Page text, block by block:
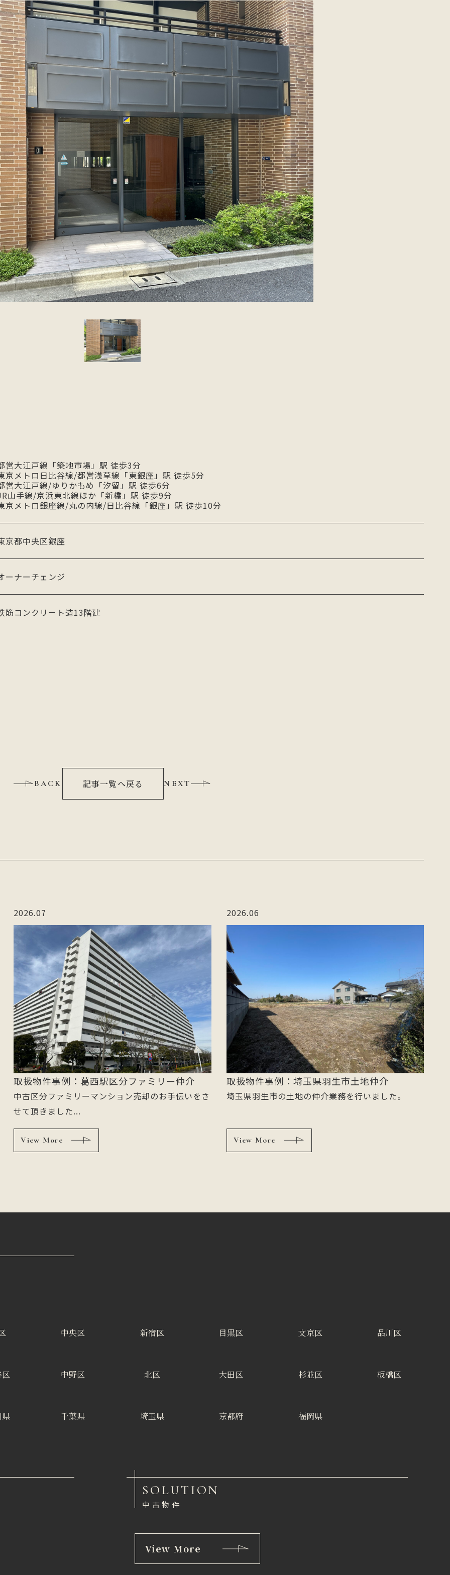
営大江戸線「築地市場」駅 徒歩3分
京メトロ日比谷線/都営浅草線「東銀座」駅 徒歩5分
営大江戸線/ゆりかもめ「汐留」駅 徒歩6分
山手線/京浜東北線ほか「新橋」駅 徒歩9分
京メトロ銀座線/丸の内線/日比谷線「銀座」駅 徒歩10分
京都中央区銀座
ーナーチェンジ
筋コンクリート造13階建
BACK 記事一覧へ戻る NEXT
2026.07
取扱物件事例：葛西駅区分ファミリー仲介
中古区分ファミリーマンション売却のお手伝いをさ
せて頂きました...
View More
2026.06
取扱物件事例：埼玉県羽生市土地仲介
埼玉県羽生市の土地の仲介業務を行いました。
View More
中央区 新宿区 目黒区 文京区 品川区
中野区 北区 大田区 杉並区 板橋区
千葉県 埼玉県 京都府 福岡県
SOLUTION
中古物件
View More